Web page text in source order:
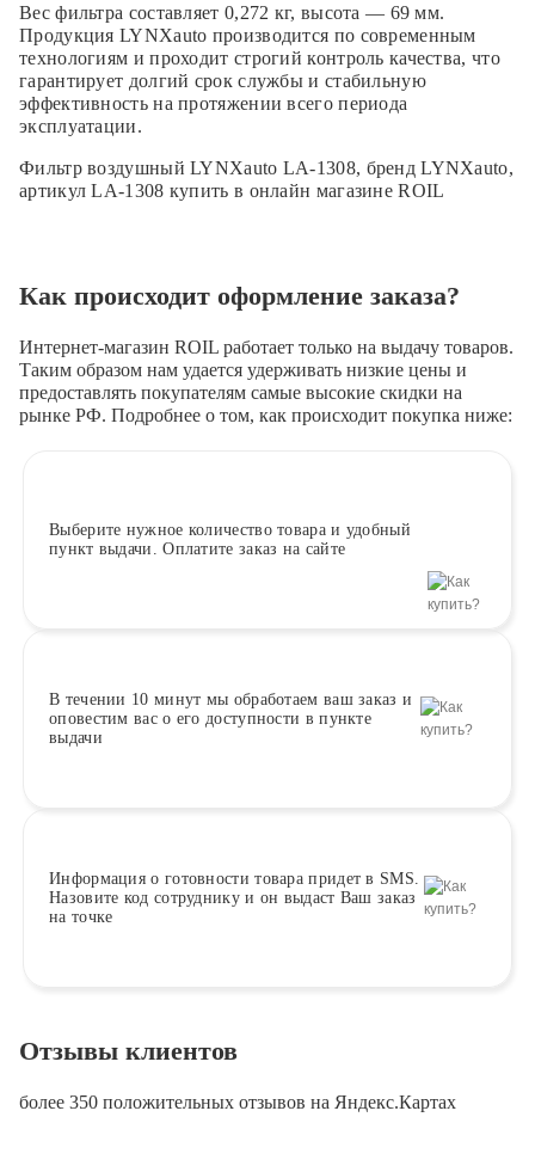
Вес фильтра составляет 0,272 кг, высота — 69 мм.
Продукция LYNXauto производится по современным
технологиям и проходит строгий контроль качества, что
гарантирует долгий срок службы и стабильную
эффективность на протяжении всего периода
эксплуатации.
Фильтр воздушный LYNXauto LA-1308, бренд LYNXauto,
артикул LA-1308 купить в онлайн магазине ROIL
Как происходит оформление заказа?
Интернет-магазин ROIL работает только на выдачу товаров.
Таким образом нам удается удерживать низкие цены и
предоставлять покупателям самые высокие скидки на
рынке РФ. Подробнее о том, как происходит покупка ниже:
Выберите нужное количество товара и удобный
пункт выдачи. Оплатите заказ на сайте
В течении 10 минут мы обработаем ваш заказ и
оповестим вас о его доступности в пункте
выдачи
Информация о готовности товара придет в SMS.
Назовите код сотруднику и он выдаст Ваш заказ
на точке
Отзывы клиентов
более 350 положительных отзывов на Яндекс.Картах